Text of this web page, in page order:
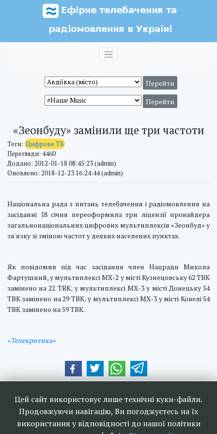
«Зеонбуду» замінили ще три частоти
Теги: Цифрове ТБ
Перегляди: 4460
Додано: 2012-01-18 08:45:23 (admin)
Оновлено: 2018-12-23 16:24:44 (admin)
Національна рада з питань телебачення і радіомовлення на
засіданні 18 січня переоформила три ліцензії провайдера
загальнонаціональних цифрових мультиплексів «Зеонбуд» у
зв'язку зі зміною частот у деяких населених пунктах.
Як повідомив під час засідання член Нацради Микола
Фартушний, у мультиплексі МХ-2 у місті Кузнецовську 62 ТВК
замінено на 22 ТВК; у мультиплексі МХ-3 у місті Донецьку 54
ТВК замінено на 29 ТВК; у мультиплексі МХ-3 у місті Ковелі 54
ТВК замінено на 59 ТВК.
«Телекритика»
Цей сайт використовує лише технічні куки-файли.
Продовжуючи навігацію, Ви погоджуєтесь на їх
використання у відповідності до нашої політики